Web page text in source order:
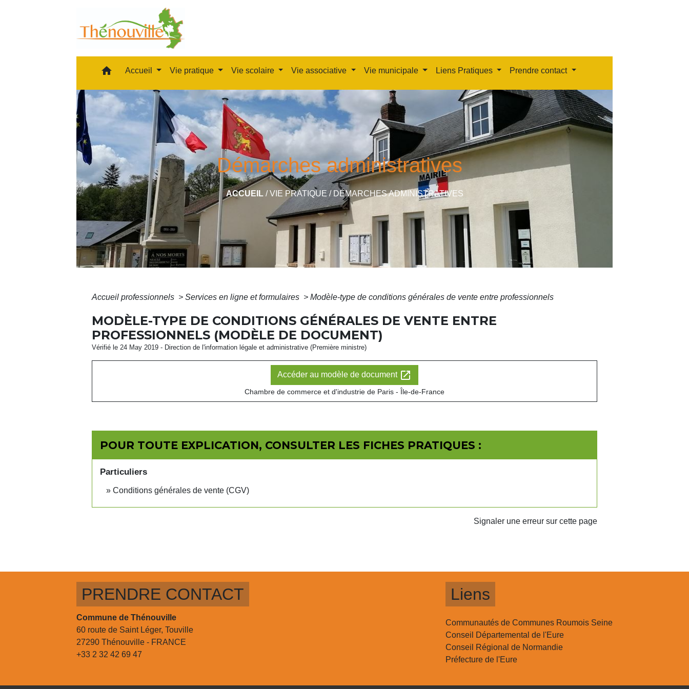
home Accueil Vie pratique Vie scolaire Vie associative Vie municipale Liens Pratiques Prendre contact
Démarches administratives
ACCUEIL/VIE PRATIQUE/DÉMARCHES ADMINISTRATIVES
Accueil professionnels > Services en ligne et formulaires > Modèle-type de conditions générales de vente entre professionnels
MODÈLE-TYPE DE CONDITIONS GÉNÉRALES DE VENTE ENTRE
PROFESSIONNELS (MODÈLE DE DOCUMENT)
Vérifié le 24 May 2019 - Direction de l'information légale et administrative (Première ministre)
Accéder au modèle de document open_in_new
Chambre de commerce et d'industrie de Paris - Île-de-France
POUR TOUTE EXPLICATION, CONSULTER LES FICHES PRATIQUES :
Particuliers
Conditions générales de vente (CGV)
Signaler une erreur sur cette page
PRENDRE CONTACT
Commune de Thénouville
60 route de Saint Léger, Touville
27290 Thénouville - FRANCE
+33 2 32 42 69 47
Liens
Communautés de Communes Roumois Seine
Conseil Départemental de l'Eure
Conseil Régional de Normandie
Préfecture de l'Eure